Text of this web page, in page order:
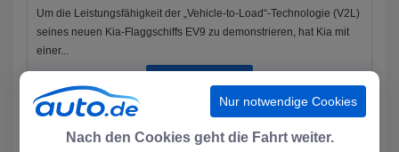
Um die Leistungsfähigkeit der „Vehicle-to-Load“-Technologie (V2L)
seines neuen Kia-Flaggschiffs EV9 zu demonstrieren, hat Kia mit
einer...
Nur notwendige Cookies
Nach den Cookies geht die Fahrt weiter.